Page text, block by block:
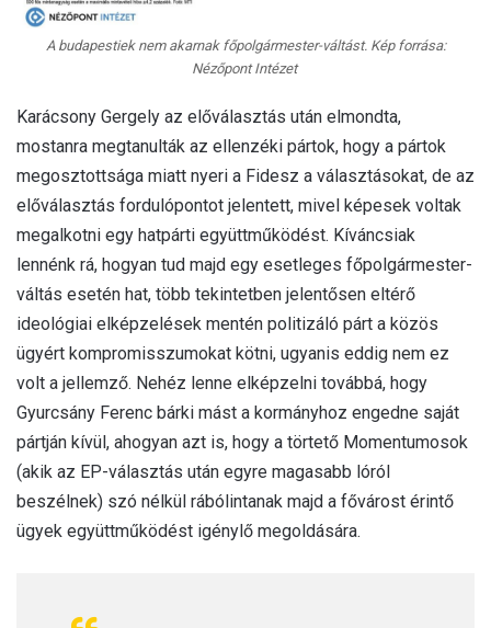
A budapestiek nem akarnak főpolgármester-váltást. Kép forrása:
Nézőpont Intézet
Karácsony Gergely az előválasztás után elmondta,
mostanra megtanulták az ellenzéki pártok, hogy a pártok
megosztottsága miatt nyeri a Fidesz a választásokat, de az
előválasztás fordulópontot jelentett, mivel képesek voltak
megalkotni egy hatpárti együttműködést. Kíváncsiak
lennénk rá, hogyan tud majd egy esetleges főpolgármester-
váltás esetén hat, több tekintetben jelentősen eltérő
ideológiai elképzelések mentén politizáló párt a közös
ügyért kompromisszumokat kötni, ugyanis eddig nem ez
volt a jellemző. Nehéz lenne elképzelni továbbá, hogy
Gyurcsány Ferenc bárki mást a kormányhoz engedne saját
pártján kívül, ahogyan azt is, hogy a törtető Momentumosok
(akik az EP-választás után egyre magasabb lóról
beszélnek) szó nélkül rábólintanak majd a fővárost érintő
ügyek együttműködést igénylő megoldására.